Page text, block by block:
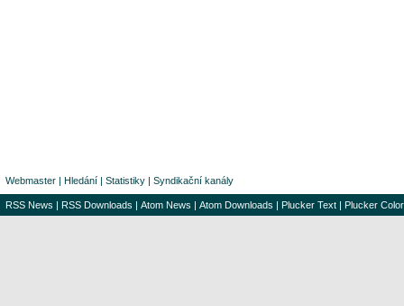
Webmaster | Hledání | Statistiky | Syndikační kanály
RSS News | RSS Downloads | Atom News | Atom Downloads | Plucker Text | Plucker Color